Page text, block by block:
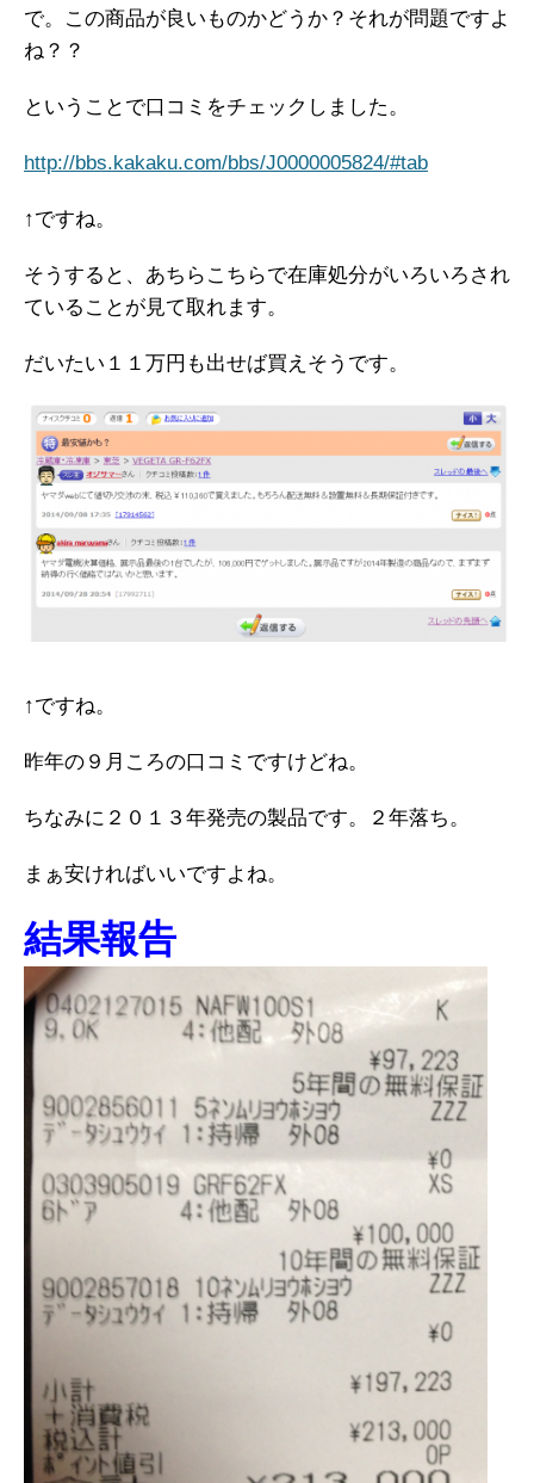
で。この商品が良いものかどうか？それが問題ですよ
ね？？
ということで口コミをチェックしました。
http://bbs.kakaku.com/bbs/J0000005824/#tab
↑ですね。
そうすると、あちらこちらで在庫処分がいろいろされ
ていることが見て取れます。
だいたい１１万円も出せば買えそうです。
↑ですね。
昨年の９月ころの口コミですけどね。
ちなみに２０１３年発売の製品です。２年落ち。
まぁ安ければいいですよね。
結果報告